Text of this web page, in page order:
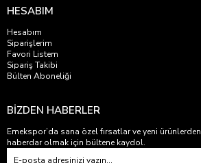
HESABIM
Hesabım
Siparişlerim
Favori Listem
Sipariş Takibi
Bülten Aboneliği
BİZDEN HABERLER
Emekspor’da sana özel fırsatlar ve yeni ürünlerden
haberdar olmak için bültene kaydol.